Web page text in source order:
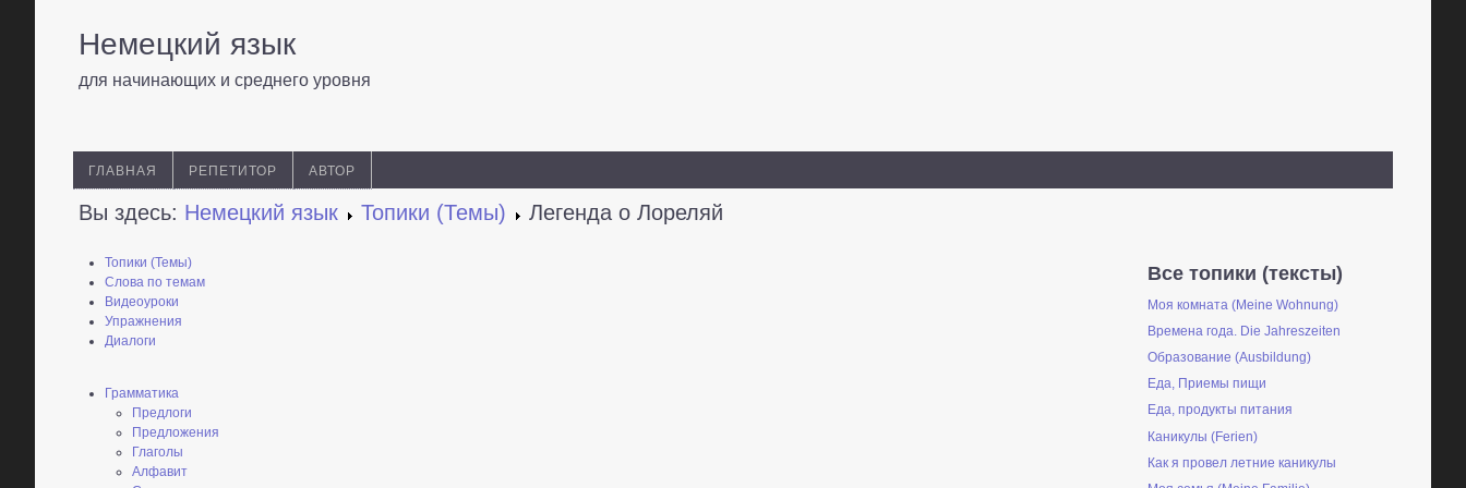
Немецкий язык
для начинающих и среднего уровня
ГЛАВНАЯ РЕПЕТИТОР АВТОР
Вы здесь: Немецкий язык Топики (Темы) Легенда о Лореляй
Топики (Темы)
Слова по темам
Видеоуроки
Упражнения
Диалоги
Грамматика
Предлоги
Предложения
Глаголы
Алфавит
Все топики (тексты)
Моя комната (Meine Wohnung)
Времена года. Die Jahreszeiten
Образование (Ausbildung)
Еда, Приемы пищи
Еда, продукты питания
Каникулы (Ferien)
Как я провел летние каникулы